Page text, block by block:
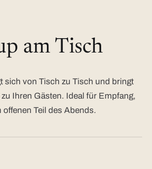
am Tisch
sich von Tisch zu Tisch und bringt
Ihren Gästen. Ideal für Empfang,
offenen Teil des Abends.